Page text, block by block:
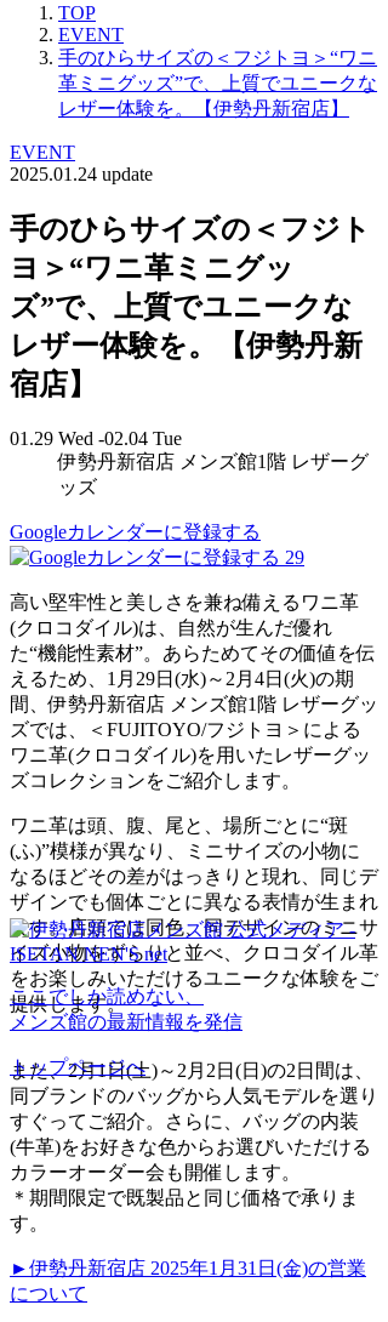
TOP
EVENT
手のひらサイズの＜フジトヨ＞“ワニ
革ミニグッズ”で、上質でユニークな
レザー体験を。【伊勢丹新宿店】
EVENT
2025.01.24 update
手のひらサイズの＜フジト
ヨ＞“ワニ革ミニグッ
ズ”で、上質でユニークな
レザー体験を。【伊勢丹新
宿店】
01.29 Wed -02.04 Tue
伊勢丹新宿店 メンズ館1階 レザーグ
ッズ
Googleカレンダーに登録する
29
高い堅牢性と美しさを兼ね備えるワニ革
(クロコダイル)は、自然が生んだ優れ
た“機能性素材”。あらためてその価値を伝
えるため、1月29日(水)～2月4日(火)の期
間、伊勢丹新宿店 メンズ館1階 レザーグッ
ズでは、＜FUJITOYO/フジトヨ＞による
ワニ革(クロコダイル)を用いたレザーグッ
ズコレクションをご紹介します。
ワニ革は頭、腹、尾と、場所ごとに“斑
(ふ)”模様が異なり、ミニサイズの小物に
なるほどその差がはっきりと現れ、同じデ
ザインでも個体ごとに異なる表情が生まれ
ます。店頭では同色、同デザインのミニサ
イズ小物をずらりと並べ、クロコダイル革
をお楽しみいただけるユニークな体験をご
提供します。
また、2月1日(土)～2月2日(日)の2日間は、
同ブランドのバッグから人気モデルを選り
すぐってご紹介。さらに、バッグの内装
(牛革)をお好きな色からお選びいただける
カラーオーダー会も開催します。
＊期間限定で既製品と同じ価格で承りま
す。
►伊勢丹新宿店 2025年1月31日(金)の営業
について
ここでしか読めない、
メンズ館の最新情報を発信
トップページへ